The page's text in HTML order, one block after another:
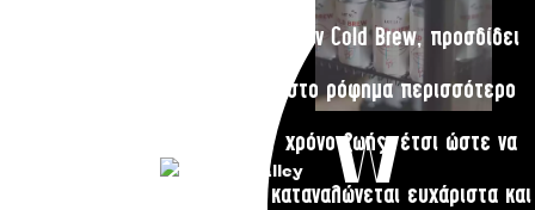
στον Cold Brew, προσδίδει
στο ρόφημα περισσότερο
χρόνο ζωής, έτσι ώστε να
καταναλώνεται ευχάριστα και
W